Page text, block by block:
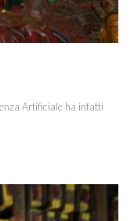
Artificiale ha infatti